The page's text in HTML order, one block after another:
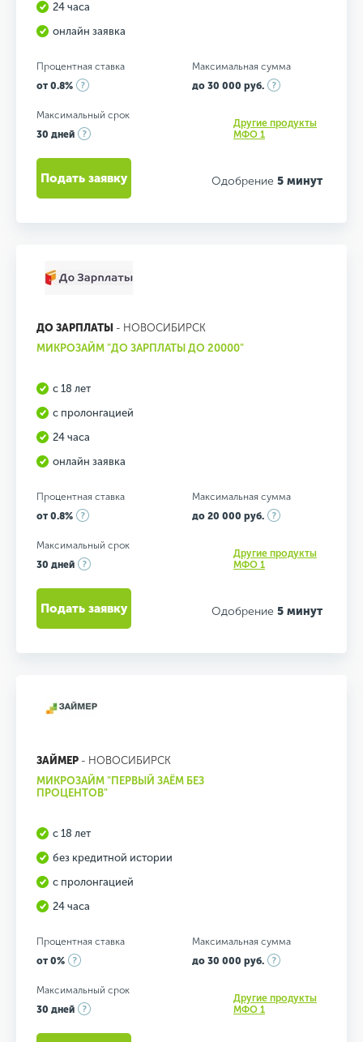
24 часа
онлайн заявка
Процентная ставка
от 0.8%
Максимальная сумма
до 30 000 руб.
Максимальный срок
30 дней
Другие продукты
МФО 1
Одобрение 5 минут
Подать заявку
ДО ЗАРПЛАТЫ - НОВОСИБИРСК
МИКРОЗАЙМ "ДО ЗАРПЛАТЫ ДО 20000"
с 18 лет
с пролонгацией
24 часа
онлайн заявка
Процентная ставка
от 0.8%
Максимальная сумма
до 20 000 руб.
Максимальный срок
30 дней
Другие продукты
МФО 1
Одобрение 5 минут
Подать заявку
ЗАЙМЕР - НОВОСИБИРСК
МИКРОЗАЙМ "ПЕРВЫЙ ЗАЁМ БЕЗ
ПРОЦЕНТОВ"
с 18 лет
без кредитной истории
с пролонгацией
24 часа
Процентная ставка
от 0%
Максимальная сумма
до 30 000 руб.
Максимальный срок
30 дней
Другие продукты
МФО 1